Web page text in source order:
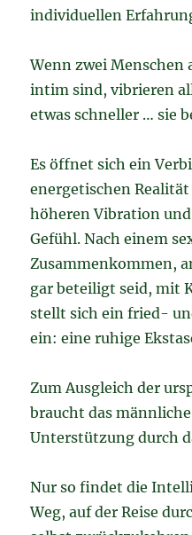
individuellen
Wenn zwei Menschen
intim sind, vibrieren
etwas schneller … sie
Es öffnet sich ein
energetischen
höheren Vibration
Gefühl. Nach einem
Zusammenkommen,
gar beteiligt seid, mit
stellt sich ein fried-
ein: eine ruhige
Zum Ausgleich der
braucht das
Unterstützung durch
Nur so findet die
Weg, auf der Reise